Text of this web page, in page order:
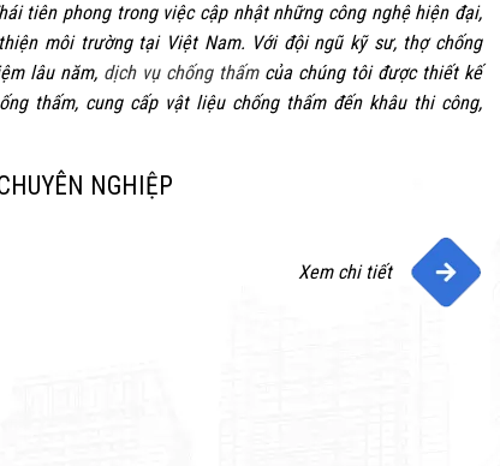
tiên phong trong việc cập nhật những công nghệ hiện đại,
môi trường tại Việt Nam. Với đội ngũ kỹ sư, thợ chống
lâu năm, dịch vụ chống thấmcủa chúng tôi được thiết kế
thấm, cung cấp vật liệu chống thấm đến khâu thi công,
NGHIỆP
Xem chi tiết